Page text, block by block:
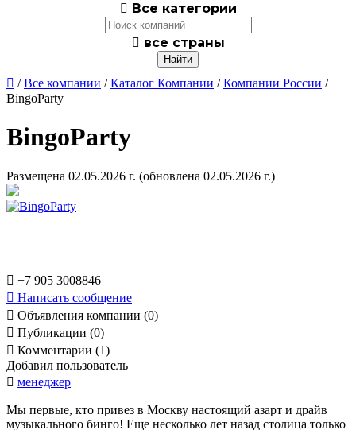
 Все категории
 все страны
 /Все компании /Каталог Компании /Компании России /
BingoParty
BingoParty
Размещена 02.05.2026 г. (обновлена 02.05.2026 г.)
 +7 905 3008846
 Написать сообщение
 Объявления компании (0)
 Публикации (0)
 Комментарии (1)
Добавил пользователь
 менеджер
Мы первые, кто привез в Москву настоящий азарт и драйв
музыкального бинго! Еще несколько лет назад столица только